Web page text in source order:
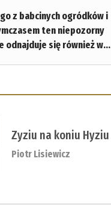
z babcinych ogródków i
ten niepozorny
odnajduje się również w...
Zyziu na koniu Hyziu
Piotr Lisiewicz